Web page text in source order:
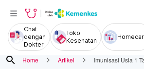
Chat
dengan
Dokter
Toko
Kesehatan
search Home Artikel Imunisasi Usia 1